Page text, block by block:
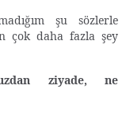
şu sözlerle
çok daha fazla şey
ziyade, ne